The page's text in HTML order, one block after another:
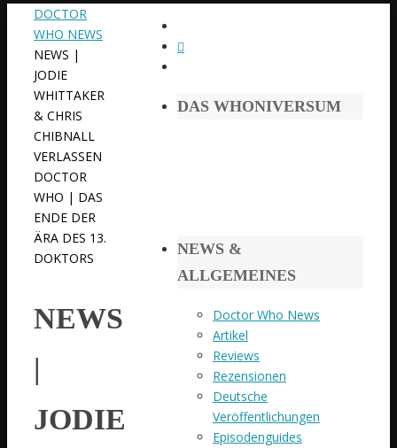
START
DOCTOR
WHO NEWS
NEWS |
JODIE
WHITTAKER
& CHRIS
CHIBNALL
VERLASSEN
DOCTOR
WHO | DAS
ENDE DER
ÄRA DES 13.
DOKTORS
NEWS
|
JODIE
DAS WHONIVERSUM
NEWS &
ALLGEMEINES
Doctor Who News
Artikel
Reviews
Rezensionen
Deutsche
Veröffentlichungen
Episodenguides